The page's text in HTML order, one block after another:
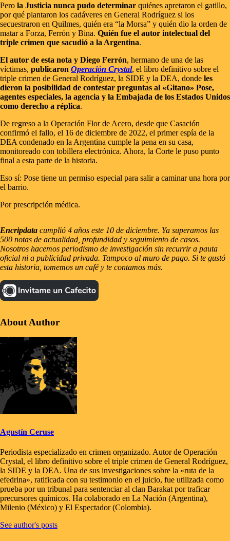
Pero la Justicia nunca pudo determinar quiénes apretaron el gatillo,
por qué plantaron los cadáveres en General Rodríguez si los
secuestraron en Quilmes, quién era “la Morsa” y quién dio la orden de
matar a Forza, Ferrón y Bina. Quién fue el autor intelectual del
triple crimen que sacudió a la Argentina.
El autor de esta nota y Diego Ferrón, hermano de una de las
víctimas, publicaron Operación Crystal, el libro definitivo sobre el
triple crimen de General Rodríguez, la SIDE y la DEA, donde les
dieron la posibilidad de contestar preguntas al «Gitano» Pose,
agentes especiales, la agencia y la Embajada de los Estados Unidos
como derecho a réplica.
De regreso a la Operación Flor de Acero, desde que Casación
confirmó el fallo, el 16 de diciembre de 2022, el primer espía de la
DEA condenado en la Argentina cumple la pena en su casa,
monitoreado con tobillera electrónica. Ahora, la Corte le puso punto
final a esta parte de la historia.
Eso sí: Pose tiene un permiso especial para salir a caminar una hora por
el barrio.
Por prescripción médica.
Encripdata cumplió 4 años este 10 de diciembre. Ya superamos las
500 notas de actualidad, profundidad y seguimiento de casos.
Nosotros hacemos periodismo de investigación sin recurrir a pauta
oficial ni a publicidad privada. Tampoco al muro de pago. Si te gustó
esta historia, tomemos un café y te contamos más.
About Author
Agustín Ceruse
Periodista especializado en crimen organizado. Autor de Operación
Crystal, el libro definitivo sobre el triple crimen de General Rodríguez,
la SIDE y la DEA. Una de sus investigaciones sobre la «ruta de la
efedrina», ratificada con su testimonio en el juicio, fue utilizada como
prueba por un tribunal para sentenciar al clan Barakat por traficar
precursores químicos. Ha colaborado en La Nación (Argentina),
Milenio (México) y El Espectador (Colombia).
See author's posts